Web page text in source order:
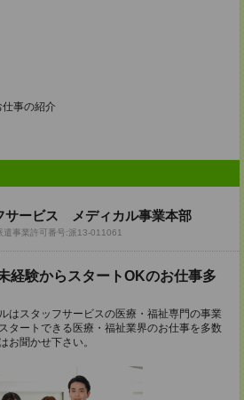
事の紹介
サービス メディカル事業本部
遣事業許可番号:派13-011061
経験からスタートOKのお仕事多
はスタッフサービスの医療・福祉専門の事業
タートできる医療・福祉業界のお仕事を多数
お聞かせ下さい。